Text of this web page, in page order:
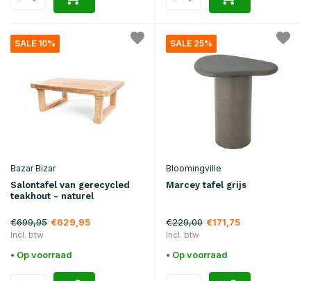
SALE 10%
Bazar Bizar
Salontafel van gerecycled
teakhout - naturel
€699,95 €629,95
Incl. btw
• Op voorraad
SALE 25%
Bloomingville
Marcey tafel grijs
€229,00 €171,75
Incl. btw
• Op voorraad